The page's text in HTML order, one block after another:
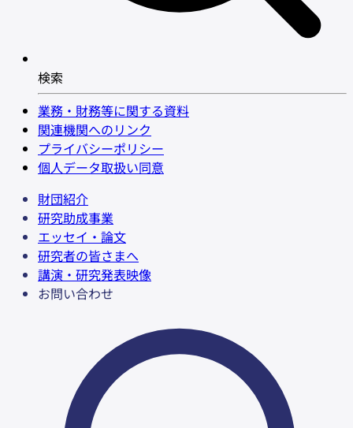
検索
業務・財務等に関する資料
関連機関へのリンク
プライバシーポリシー
個人データ取扱い同意
財団紹介
研究助成事業
エッセイ・論文
研究者の皆さまへ
講演・研究発表映像
お問い合わせ